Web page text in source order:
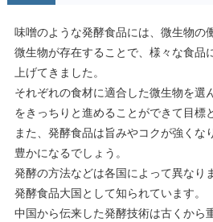
味噌のような発酵食品には、微生物の
微生物が存在することで、様々な食品
上げてきました。
それぞれの食材に適合した微生物を選
をきっちりと進めることができて目標
また、発酵食品は旨みやコクが強くな
豊かになるでしょう。
発酵の方法などは各国によって異なり
発酵食品大国として知られています。
中国から伝来した発酵技術は古くから